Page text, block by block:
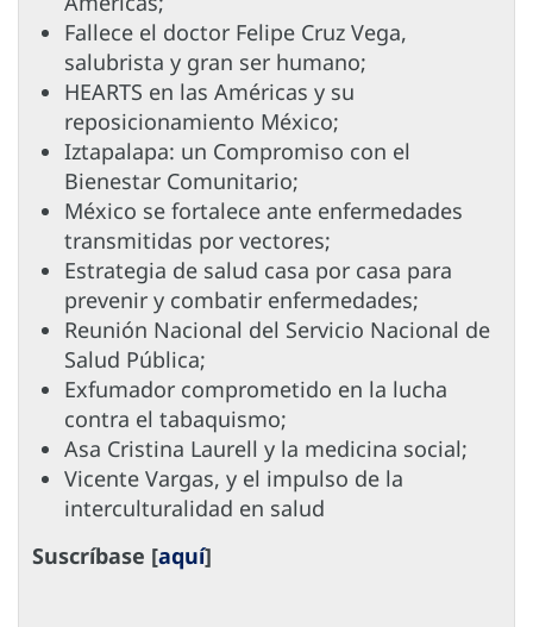
Fallece el doctor Felipe Cruz Vega,
salubrista y gran ser humano;
HEARTS en las Américas y su
reposicionamiento México;
Iztapalapa: un Compromiso con el
Bienestar Comunitario;
México se fortalece ante enfermedades
transmitidas por vectores;
Estrategia de salud casa por casa para
prevenir y combatir enfermedades;
Reunión Nacional del Servicio Nacional de
Salud Pública;
Exfumador comprometido en la lucha
contra el tabaquismo;
Asa Cristina Laurell y la medicina social;
Vicente Vargas, y el impulso de la
interculturalidad en salud
Suscríbase [aquí]